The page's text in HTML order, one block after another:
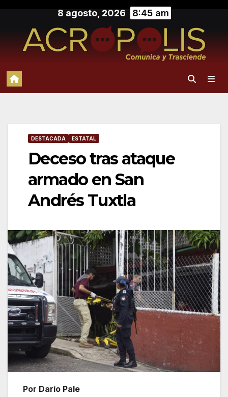
contenido
8 agosto, 2026 8:45 am
DESTACADA ESTATAL
Deceso tras ataque
armado en San
Andrés Tuxtla
Por Darío Pale